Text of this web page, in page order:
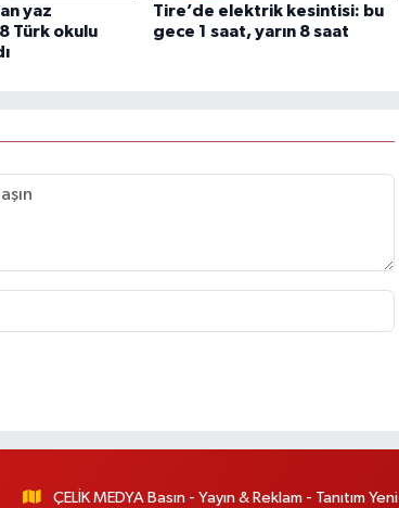
yaz
Türk okulu
Tire’de elektrik kesintisi: bu
gece 1 saat, yarın 8 saat
ÇELİK MEDYA Basın - Yayın & Reklam - Tanıtım Yeni